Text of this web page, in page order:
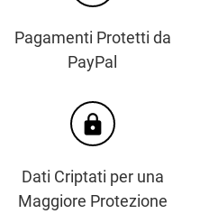
Pagamenti Protetti da
PayPal
https
Dati Criptati per una
Maggiore Protezione